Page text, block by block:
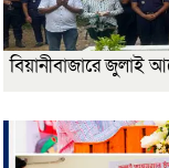
বিয়ানীবাজারে জুলাই